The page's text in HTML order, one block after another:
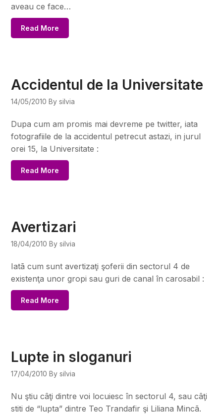
aveau ce face…
Read More
Accidentul de la Universitate
14/05/2010 By silvia
Dupa cum am promis mai devreme pe twitter, iata
fotografiile de la accidentul petrecut astazi, in jurul
orei 15, la Universitate :
Read More
Avertizari
18/04/2010 By silvia
Iatã cum sunt avertizaţi şoferii din sectorul 4 de
existenţa unor gropi sau guri de canal în carosabil :
Read More
Lupte in sloganuri
17/04/2010 By silvia
Nu ştiu câţi dintre voi locuiesc în sectorul 4, sau câţi
stiti de “lupta” dintre Teo Trandafir şi Liliana Mincã.